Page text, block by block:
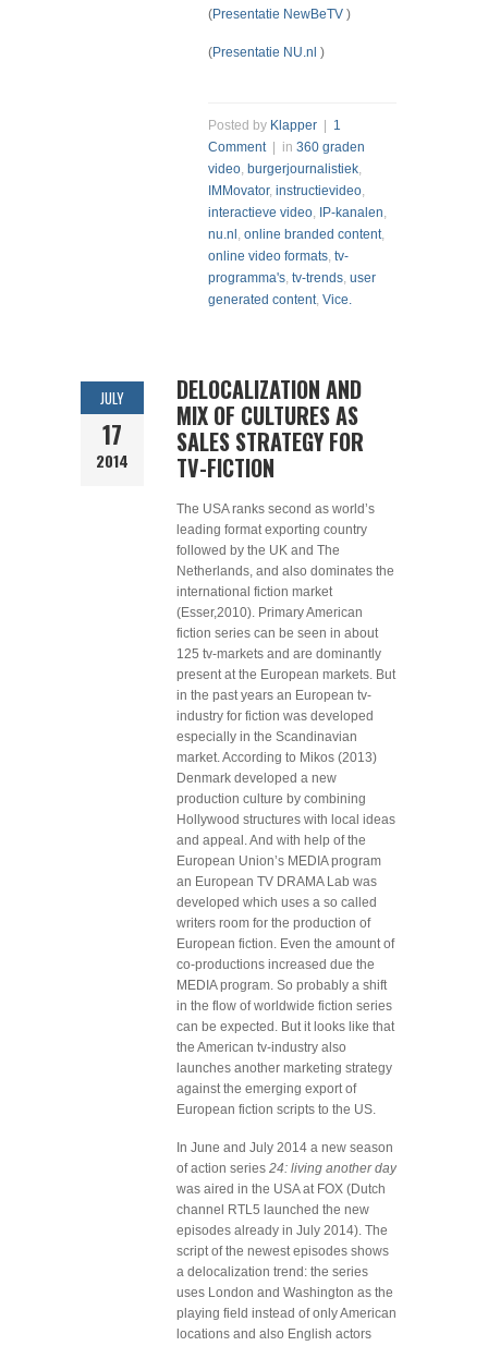
(Presentatie NewBeTV )
(Presentatie NU.nl )
Posted by Klapper
1
Comment| in 360 graden
video, burgerjournalistiek,
IMMovator, instructievideo,
interactieve video, IP-kanalen,
nu.nl , online branded content,
online video formats, tv-
programma's, tv-trends, user
generated content, Vice.
JULY
17
2014
DELOCALIZATION AND
MIX OF CULTURES AS
SALES STRATEGY FOR
TV-FICTION
The USA ranks second as world’s
leading format exporting country
followed by the UK and The
Netherlands, and also dominates the
international fiction market
(Esser,2010). Primary American
fiction series can be seen in about
125 tv-markets and are dominantly
present at the European markets. But
in the past years an European tv-
industry for fiction was developed
especially in the Scandinavian
market. According to Mikos (2013)
Denmark developed a new
production culture by combining
Hollywood structures with local ideas
and appeal. And with help of the
European Union’s MEDIA program
an European TV DRAMA Lab was
developed which uses a so called
writers room for the production of
European fiction. Even the amount of
co-productions increased due the
MEDIA program. So probably a shift
in the flow of worldwide fiction series
can be expected. But it looks like that
the American tv-industry also
launches another marketing strategy
against the emerging export of
European fiction scripts to the US.
In June and July 2014 a new season
of action series 24: living another day
was aired in the USA at FOX (Dutch
channel RTL5 launched the new
episodes already in July 2014). The
script of the newest episodes shows
a delocalization trend: the series
uses London and Washington as the
playing field instead of only American
locations and also English actors